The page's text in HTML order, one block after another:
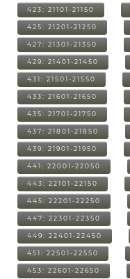
423: 21101-21150
425: 21201-21250
427: 21301-21350
429: 21401-21450
431: 21501-21550
433: 21601-21650
435: 21701-21750
437: 21801-21850
439: 21901-21950
441: 22001-22050
443: 22101-22150
445: 22201-22250
447: 22301-22350
449: 22401-22450
451: 22501-22550
453: 22601-22650